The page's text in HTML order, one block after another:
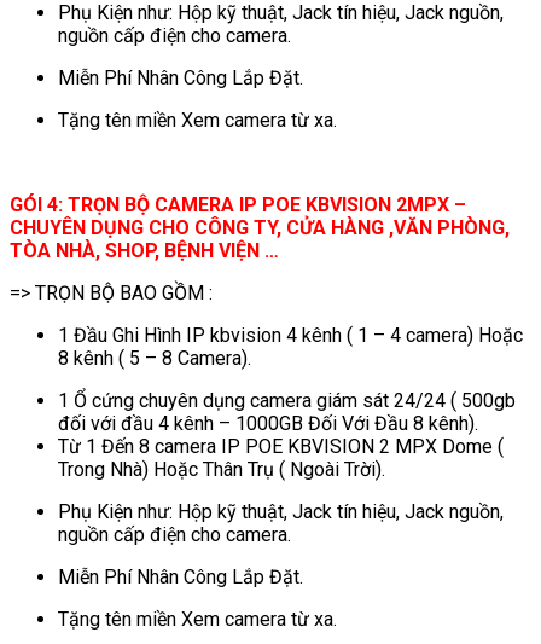
Phụ Kiện như: Hộp kỹ thuật, Jack tín hiệu, Jack nguồn,
nguồn cấp điện cho camera.
Miễn Phí Nhân Công Lắp Đặt.
Tặng tên miền Xem camera từ xa.
GÓI 4: TRỌN BỘ CAMERA IP POE KBVISION 2MPX –
CHUYÊN DỤNG CHO CÔNG TY, CỬA HÀNG ,VĂN PHÒNG,
TÒA NHÀ, SHOP, BỆNH VIỆN …
=> TRỌN BỘ BAO GỒM :
1 Đầu Ghi Hình IP kbvision 4 kênh ( 1 – 4 camera) Hoặc
8 kênh ( 5 – 8 Camera).
1 Ổ cứng chuyên dụng camera giám sát 24/24 ( 500gb
đối với đầu 4 kênh – 1000GB Đối Với Đầu 8 kênh).
Từ 1 Đến 8 camera IP POE KBVISION 2 MPX Dome (
Trong Nhà) Hoặc Thân Trụ ( Ngoài Trời).
Phụ Kiện như: Hộp kỹ thuật, Jack tín hiệu, Jack nguồn,
nguồn cấp điện cho camera.
Miễn Phí Nhân Công Lắp Đặt.
Tặng tên miền Xem camera từ xa.